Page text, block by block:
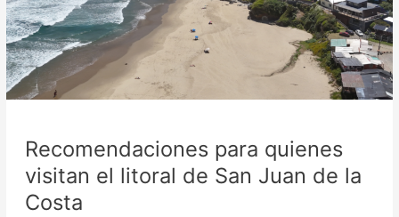
Recomendaciones para quienes
visitan el litoral de San Juan de la
Costa
de
la
Costa